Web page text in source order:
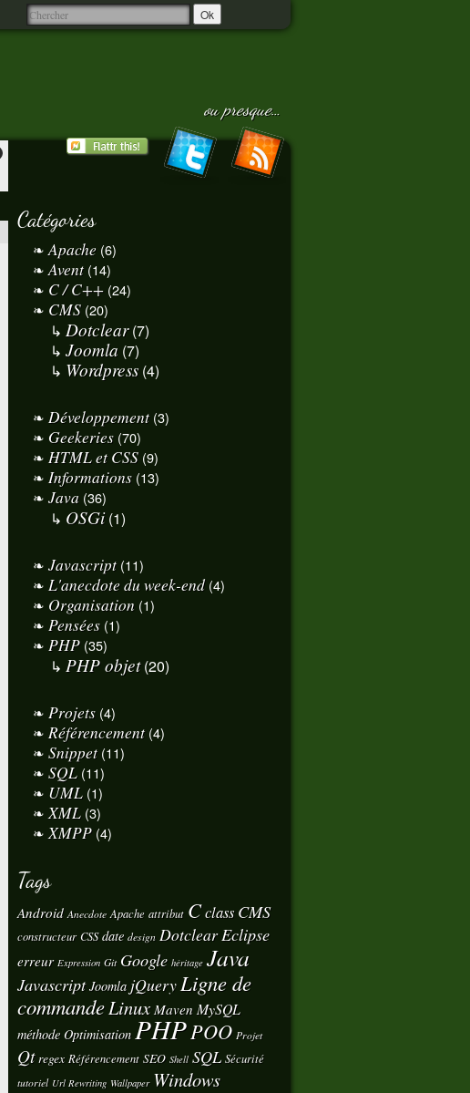
ou presque…
Catégories
Apache (6)
Avent(14)
C / C++ (24)
CMS (20)
Dotclear(7)
Joomla (7)
Wordpress (4)
Développement(3)
Geekeries (70)
HTML et CSS (9)
Informations (13)
Java (36)
OSGi(1)
Javascript(11)
L'anecdote du week-end(4)
Organisation (1)
Pensées (1)
PHP (35)
PHP objet(20)
Projets (4)
Référencement(4)
Snippet(11)
SQL (11)
UML (1)
XML (3)
XMPP (4)
Tags
Android Anecdote Apache attribut Cclass CMS
constructeur CSS date design DotclearEclipse
erreur Expression Git Google héritage Java
Javascript Joomla jQueryLigne de
commandeLinux Maven MySQL
méthode Optimisation PHPPOO Projet
Qt regex Référencement SEO Shell SQL Sécurité
tutoriel Url Rewriting Wallpaper Windows